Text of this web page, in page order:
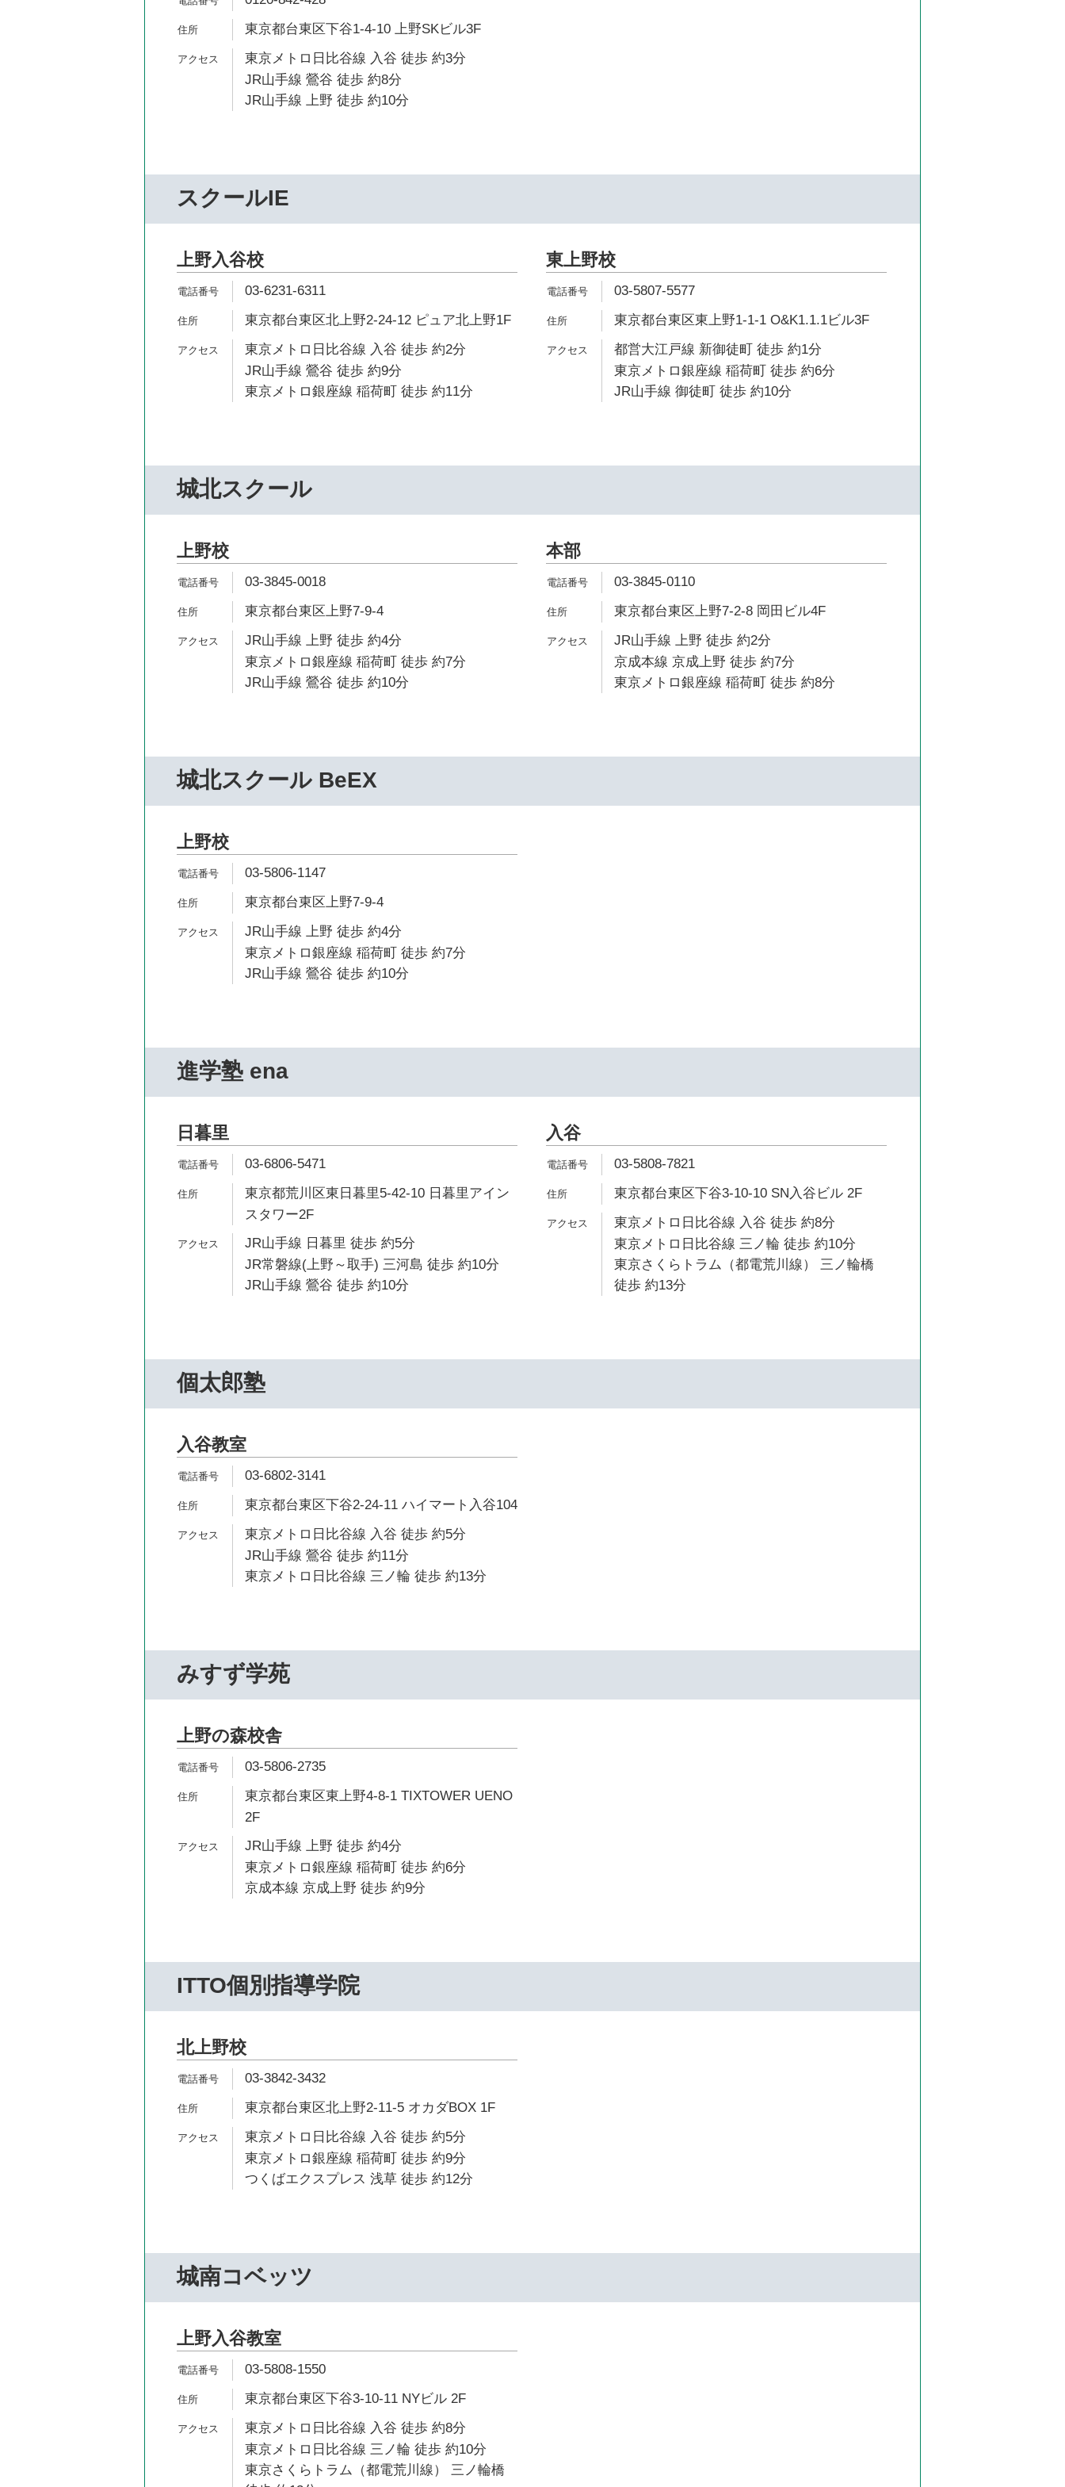
東京都台東区下谷1-4-10 上野SKビル3F
東京メトロ日比谷線 入谷 徒歩 約3分
JR山手線 鶯谷 徒歩 約8分
JR山手線 上野 徒歩 約10分
スクールIE
上野入谷校
03-6231-6311
東京都台東区北上野2-24-12 ピュア北上野1F
東京メトロ日比谷線 入谷 徒歩 約2分
JR山手線 鶯谷 徒歩 約9分
東京メトロ銀座線 稲荷町 徒歩 約11分
東上野校
03-5807-5577
東京都台東区東上野1-1-1 O&K1.1.1ビル3F
都営大江戸線 新御徒町 徒歩 約1分
東京メトロ銀座線 稲荷町 徒歩 約6分
JR山手線 御徒町 徒歩 約10分
城北スクール
上野校
03-3845-0018
東京都台東区上野7-9-4
JR山手線 上野 徒歩 約4分
東京メトロ銀座線 稲荷町 徒歩 約7分
JR山手線 鶯谷 徒歩 約10分
本部
03-3845-0110
東京都台東区上野7-2-8 岡田ビル4F
JR山手線 上野 徒歩 約2分
京成本線 京成上野 徒歩 約7分
東京メトロ銀座線 稲荷町 徒歩 約8分
城北スクール BeEX
上野校
03-5806-1147
東京都台東区上野7-9-4
JR山手線 上野 徒歩 約4分
東京メトロ銀座線 稲荷町 徒歩 約7分
JR山手線 鶯谷 徒歩 約10分
進学塾 ena
日暮里
03-6806-5471
東京都荒川区東日暮里5-42-10 日暮里アイン
スタワー2F
JR山手線 日暮里 徒歩 約5分
JR常磐線(上野～取手) 三河島 徒歩 約10分
JR山手線 鶯谷 徒歩 約10分
入谷
03-5808-7821
東京都台東区下谷3-10-10 SN入谷ビル 2F
東京メトロ日比谷線 入谷 徒歩 約8分
東京メトロ日比谷線 三ノ輪 徒歩 約10分
東京さくらトラム（都電荒川線） 三ノ輪橋
徒歩 約13分
個太郎塾
入谷教室
03-6802-3141
東京都台東区下谷2-24-11 ハイマート入谷104
東京メトロ日比谷線 入谷 徒歩 約5分
JR山手線 鶯谷 徒歩 約11分
東京メトロ日比谷線 三ノ輪 徒歩 約13分
みすず学苑
上野の森校舎
03-5806-2735
東京都台東区東上野4-8-1 TIXTOWER UENO
2F
JR山手線 上野 徒歩 約4分
東京メトロ銀座線 稲荷町 徒歩 約6分
京成本線 京成上野 徒歩 約9分
ITTO個別指導学院
北上野校
03-3842-3432
東京都台東区北上野2-11-5 オカダBOX 1F
東京メトロ日比谷線 入谷 徒歩 約5分
東京メトロ銀座線 稲荷町 徒歩 約9分
つくばエクスプレス 浅草 徒歩 約12分
城南コベッツ
上野入谷教室
03-5808-1550
東京都台東区下谷3-10-11 NYビル 2F
東京メトロ日比谷線 入谷 徒歩 約8分
東京メトロ日比谷線 三ノ輪 徒歩 約10分
東京さくらトラム（都電荒川線） 三ノ輪橋